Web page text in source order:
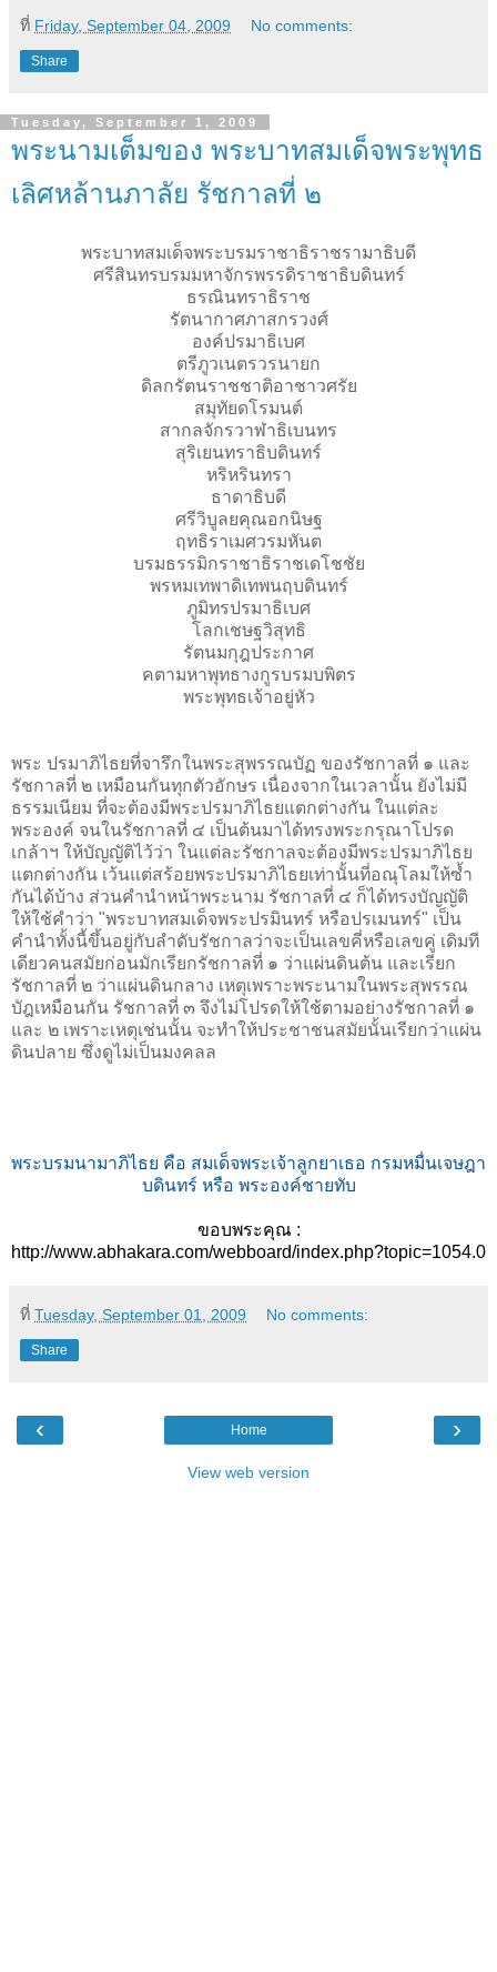
ที่ Friday, September 04, 2009 No comments:
Share
Tuesday, September 1, 2009
พระนามเต็มของ พระบาทสมเด็จพระพุทธ
เลิศหล้านภาลัย รัชกาลที่ ๒
พระบาทสมเด็จพระบรมราชาธิราชรามาธิบดี
ศรีสินทรบรมมหาจักรพรรดิราชาธิบดินทร์
ธรณินทราธิราช
รัตนากาศภาสกรวงศ์
องค์ปรมาธิเบศ
ตรีภูวเนตรวรนายก
ดิลกรัตนราชชาติอาชาวศรัย
สมุทัยดโรมนต์
สากลจักรวาฬาธิเบนทร
สุริเยนทราธิบดินทร์
หริหรินทรา
ธาดาธิบดี
ศรีวิบูลยคุณอกนิษฐ
ฤทธิราเมศวรมหันต
บรมธรรมิกราชาธิราชเดโชชัย
พรหมเทพาดิเทพนฤบดินทร์
ภูมิทรปรมาธิเบศ
โลกเชษฐวิสุทธิ
รัตนมกุฎประกาศ
คตามหาพุทธางกูรบรมบพิตร
พระพุทธเจ้าอยู่หัว
พระ ปรมาภิไธยที่จารึกในพระสุพรรณบัฏ ของรัชกาลที่ ๑ และ
รัชกาลที่ ๒ เหมือนกันทุกตัวอักษร เนื่องจากในเวลานั้น ยังไม่มี
ธรรมเนียม ที่จะต้องมีพระปรมาภิไธยแตกต่างกัน ในแต่ละ
พระองค์ จนในรัชกาลที่ ๔ เป็นต้นมาได้ทรงพระกรุณาโปรด
เกล้าฯ ให้บัญญัติไว้ว่า ในแต่ละรัชกาลจะต้องมีพระปรมาภิไธย
แตกต่างกัน เว้นแต่สร้อยพระปรมาภิไธยเท่านั้นที่อณุโลมให้ซ้ำ
กันได้บ้าง ส่วนคำนำหน้าพระนาม รัชกาลที่ ๔ ก็ได้ทรงบัญญัติ
ให้ใช้คำว่า "พระบาทสมเด็จพระปรมินทร์ หรือปรเมนทร์" เป็น
คำนำทั้งนี้ขึ้นอยู่กับลำดับรัชกาลว่าจะเป็นเลขคี่หรือเลขคู่ เดิมที
เดียวคนสมัยก่อนมักเรียกรัชกาลที่ ๑ ว่าแผ่นดินต้น และเรียก
รัชกาลที่ ๒ ว่าแผ่นดินกลาง เหตุเพราะพระนามในพระสุพรรณ
บัฎเหมือนกัน รัชกาลที่ ๓ จึงไม่โปรดให้ใช้ตามอย่างรัชกาลที่ ๑
และ ๒ เพราะเหตุเช่นนั้น จะทำให้ประชาชนสมัยนั้นเรียกว่าแผ่น
ดินปลาย ซึ่งดูไม่เป็นมงคลล
พระบรมนามาภิไธย คือ สมเด็จพระเจ้าลูกยาเธอ กรมหมื่นเจษฎา
บดินทร์ หรือ พระองค์ชายทับ
ขอบพระคุณ :
http://www.abhakara.com/webboard/index.php?topic=1054.0
ที่ Tuesday, September 01, 2009 No comments:
Share
‹ ›
Home
View web version